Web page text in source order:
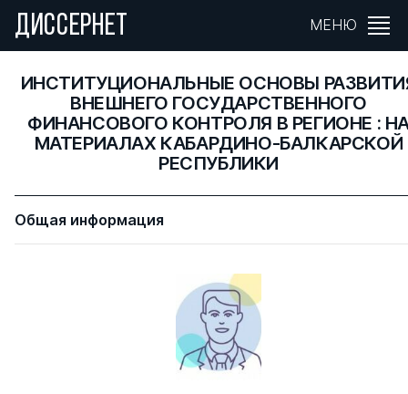
ДИССЕРНЕТ МЕНЮ
ИНСТИТУЦИОНАЛЬНЫЕ ОСНОВЫ
ВНЕШНЕГО ГОСУДАРСТВЕННОГО
ФИНАНСОВОГО КОНТРОЛЯ В РЕГИОНЕ :
МАТЕРИАЛАХ КАБАРДИНО-БАЛКАРСКОЙ
РЕСПУБЛИКИ
Общая информация